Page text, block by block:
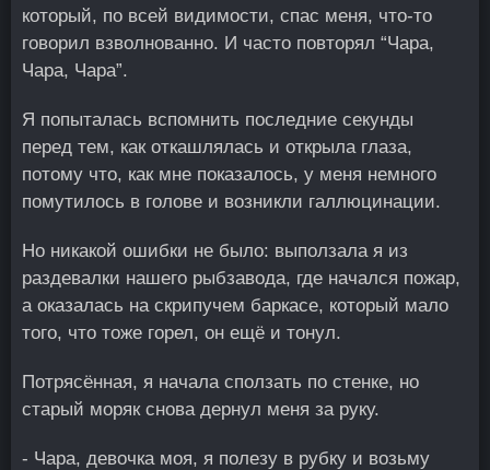
который, по всей видимости, спас меня, что-то
говорил взволнованно. И часто повторял “Чара,
Чара, Чара”.
Я попыталась вспомнить последние секунды
перед тем, как откашлялась и открыла глаза,
потому что, как мне показалось, у меня немного
помутилось в голове и возникли галлюцинации.
Но никакой ошибки не было: выползала я из
раздевалки нашего рыбзавода, где начался пожар,
а оказалась на скрипучем баркасе, который мало
того, что тоже горел, он ещё и тонул.
Потрясённая, я начала сползать по стенке, но
старый моряк снова дернул меня за руку.
- Чара, девочка моя, я полезу в рубку и возьму